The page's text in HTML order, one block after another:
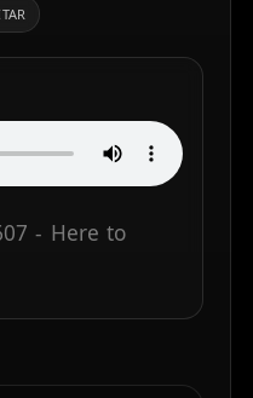
- Here to